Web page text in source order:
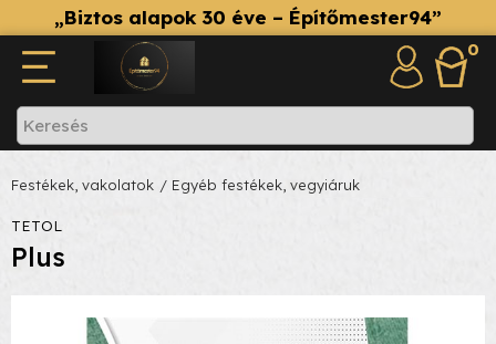
„Biztos alapok 30 éve – Építőmester94”
0
Festékek, vakolatok / Egyéb festékek, vegyiáruk
TETOL
Plus